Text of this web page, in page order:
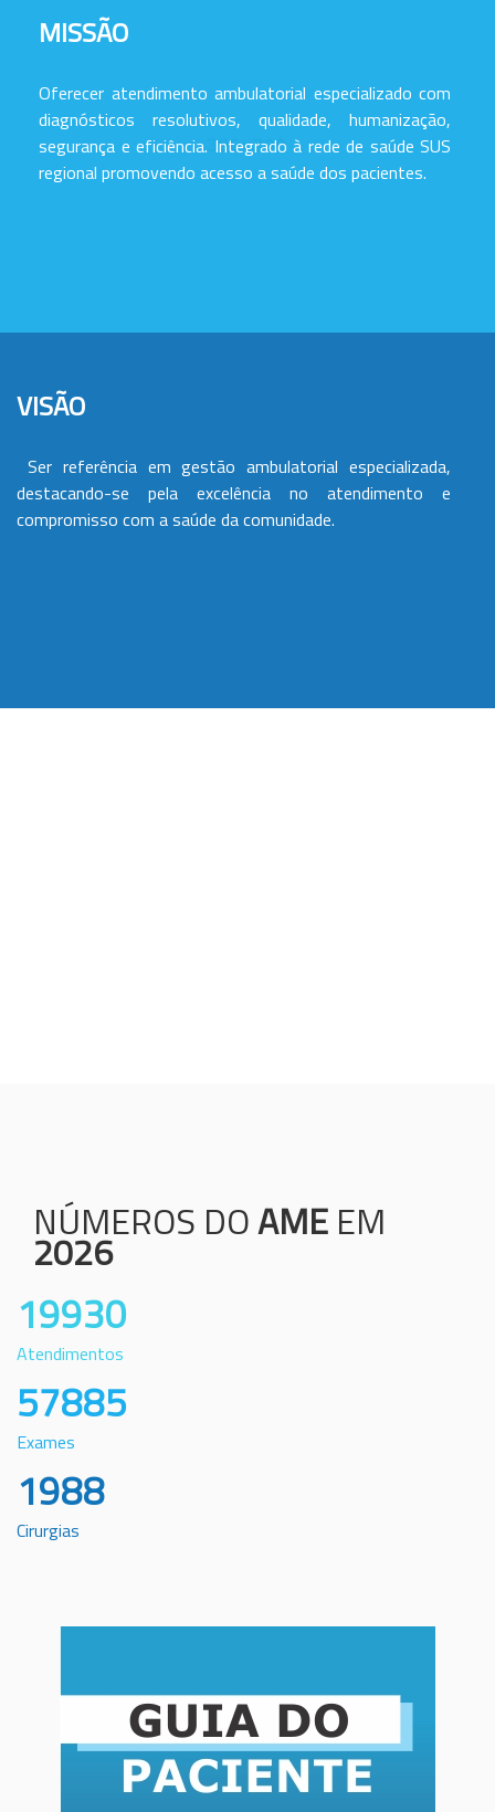
MISSÃO
Oferecer atendimento ambulatorial especializado com
diagnósticos resolutivos, qualidade, humanização,
segurança e eficiência. Integrado à rede de saúde SUS
regional promovendo acesso a saúde dos pacientes.
VISÃO
Ser referência em gestão ambulatorial especializada,
destacando-se pela excelência no atendimento e
compromisso com a saúde da comunidade.
NÚMEROS DOAME EM
2026
19930
Atendimentos
57885
Exames
1988
Cirurgias